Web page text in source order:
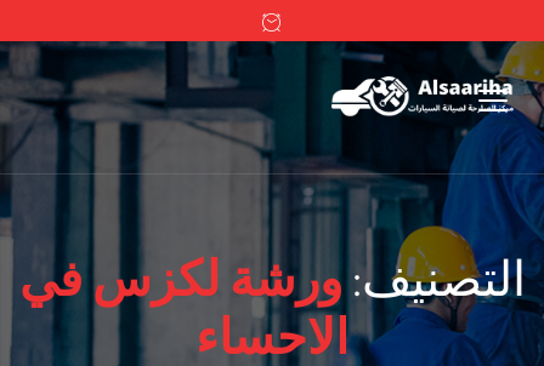
التصنيف: ورشة لكزس في
الاحساء